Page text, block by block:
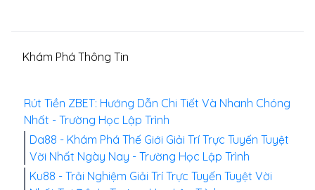
Khám Phá Thông Tin
Rút Tiền ZBET: Hướng Dẫn Chi Tiết Và Nhanh Chóng
Nhất - Trường Học Lập Trình
Da88 - Khám Phá Thế Giới Giải Trí Trực Tuyến Tuyệt
Vời Nhất Ngày Nay - Trường Học Lập Trình
Ku88 - Trải Nghiệm Giải Trí Trực Tuyến Tuyệt Vời